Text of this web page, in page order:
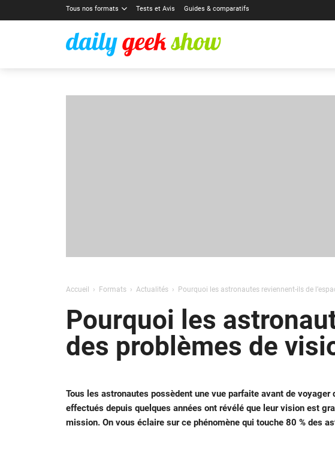
Tous nos formats Tests et Avis Guides & comparatifs
Accueil Formats Actualités Pourquoi les astronautes reviennent-ils de
Pourquoi les
des problèmes de
Tous les astronautes possèdent une vue parfaite avant de voyager
effectués depuis quelques années ont révélé que leur vision est
mission. On vous éclaire sur ce phénomène qui touche 80 % des